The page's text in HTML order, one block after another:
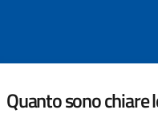
Quanto sono chiare